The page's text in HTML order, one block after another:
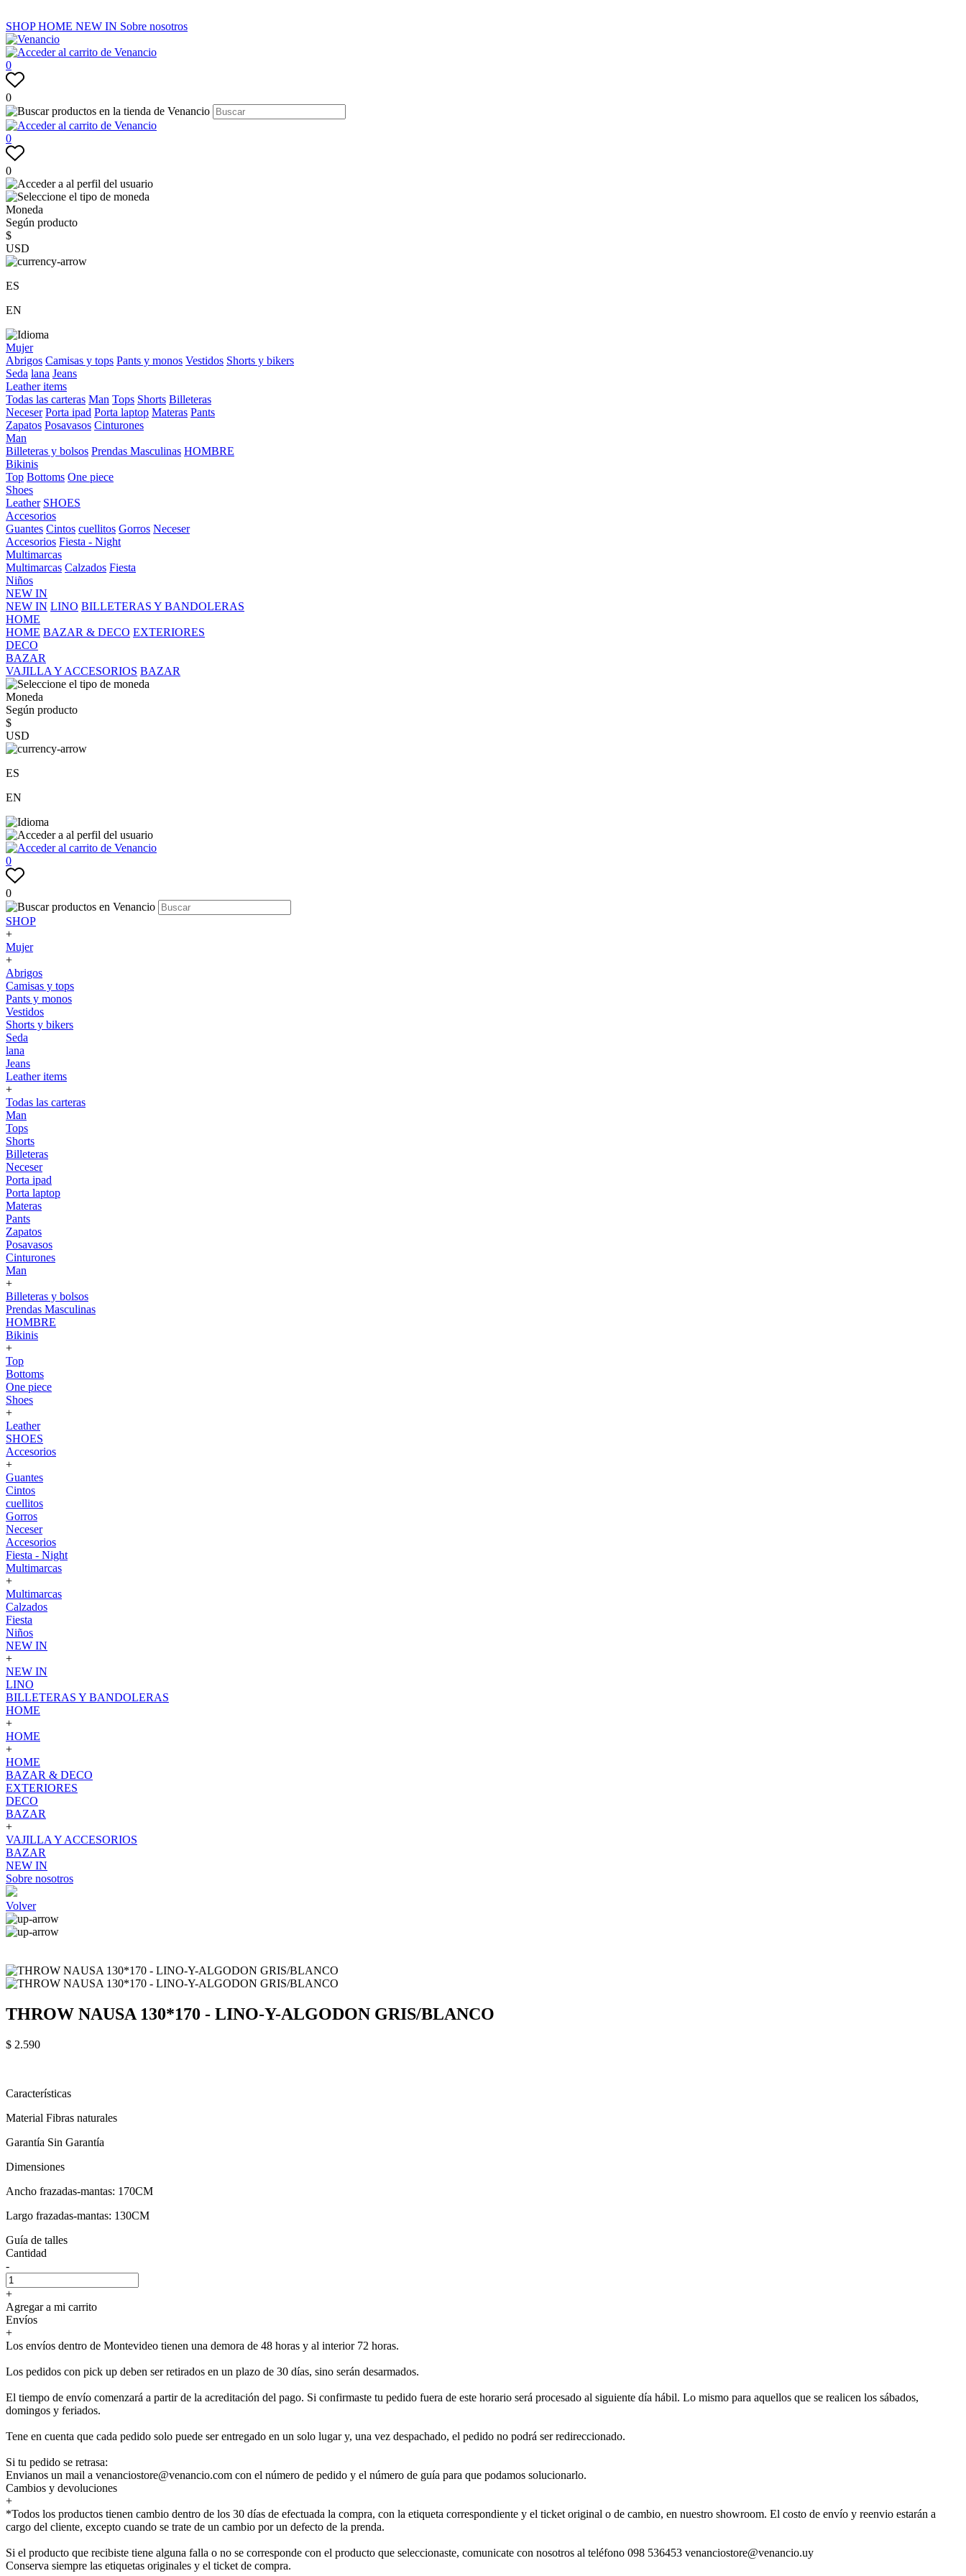
SHOPHOME NEW IN Sobre nosotros
0
0
0
0
Moneda
Según producto
$
USD
ES
EN
Mujer
Abrigos Camisas y tops Pants y monos Vestidos Shorts y bikers
Seda lana Jeans
Leather items
Todas las carteras Man Tops Shorts Billeteras
Neceser Porta ipad Porta laptop Materas Pants
Zapatos Posavasos Cinturones
Man
Billeteras y bolsos Prendas Masculinas HOMBRE
Bikinis
Top Bottoms One piece
Shoes
Leather SHOES
Accesorios
Guantes Cintos cuellitos Gorros Neceser
Accesorios Fiesta - Night
Multimarcas
Multimarcas Calzados Fiesta
Niños
NEW IN
NEW IN LINO BILLETERAS Y BANDOLERAS
HOME
HOME BAZAR & DECO EXTERIORES
DECO
BAZAR
VAJILLA Y ACCESORIOS BAZAR
Moneda
Según producto
$
USD
ES
EN
0
0
SHOP
+
Mujer
+
Abrigos
Camisas y tops
Pants y monos
Vestidos
Shorts y bikers
Seda
lana
Jeans
Leather items
+
Todas las carteras
Man
Tops
Shorts
Billeteras
Neceser
Porta ipad
Porta laptop
Materas
Pants
Zapatos
Posavasos
Cinturones
Man
+
Billeteras y bolsos
Prendas Masculinas
HOMBRE
Bikinis
+
Top
Bottoms
One piece
Shoes
+
Leather
SHOES
Accesorios
+
Guantes
Cintos
cuellitos
Gorros
Neceser
Accesorios
Fiesta - Night
Multimarcas
+
Multimarcas
Calzados
Fiesta
Niños
NEW IN
+
NEW IN
LINO
BILLETERAS Y BANDOLERAS
HOME
+
HOME
+
HOME
BAZAR & DECO
EXTERIORES
DECO
BAZAR
+
VAJILLA Y ACCESORIOS
BAZAR
NEW IN
Sobre nosotros
Volver
THROW NAUSA 130*170 - LINO-Y-ALGODON GRIS/BLANCO
$ 2.590
Características
Material Fibras naturales
Garantía Sin Garantía
Dimensiones
Ancho frazadas-mantas: 170CM
Largo frazadas-mantas: 130CM
Guía de talles
Cantidad
-
+
Agregar a mi carrito
Envíos
+
Los envíos dentro de Montevideo tienen una demora de 48 horas y al interior 72 horas.
Los pedidos con pick up deben ser retirados en un plazo de 30 días, sino serán desarmados.
El tiempo de envío comenzará a partir de la acreditación del pago. Si confirmaste tu pedido fuera de este horario será procesado al siguiente día hábil. Lo mismo para aquellos que se realicen los sábados,
domingos y feriados.
Tene en cuenta que cada pedido solo puede ser entregado en un solo lugar y, una vez despachado, el pedido no podrá ser redireccionado.
Si tu pedido se retrasa:
Envianos un mail a venanciostore@venancio.com con el número de pedido y el número de guía para que podamos solucionarlo.
Cambios y devoluciones
+
*Todos los productos tienen cambio dentro de los 30 días de efectuada la compra, con la etiqueta correspondiente y el ticket original o de cambio, en nuestro showroom. El costo de envío y reenvio estarán a
cargo del cliente, excepto cuando se trate de un cambio por un defecto de la prenda.
Si el producto que recibiste tiene alguna falla o no se corresponde con el producto que seleccionaste, comunicate con nosotros al teléfono 098 536453 venanciostore@venancio.uy
Conserva siempre las etiquetas originales y el ticket de compra.